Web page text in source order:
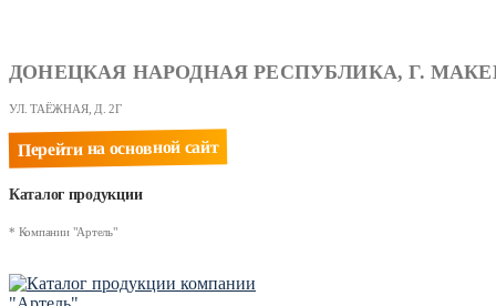
ДОНЕЦКАЯ НАРОДНАЯ РЕСПУБЛИКА, Г.
УЛ. ТАЁЖНАЯ, Д. 2Г
Перейти на основной сайт
Каталог продукции
* Компании "Артель"